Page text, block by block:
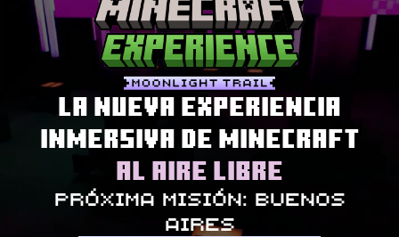
LA NUEVA EXPERIENCIA
INMERSIVA DE MINECRAFT
AL AIRE LIBRE
PRÓXIMA MISIÓN: BUENOS
AIRES